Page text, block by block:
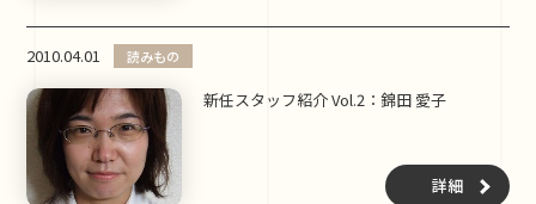
2010.04.01 読みもの
新任スタッフ紹介 Vol.2：錦田 愛子
詳細